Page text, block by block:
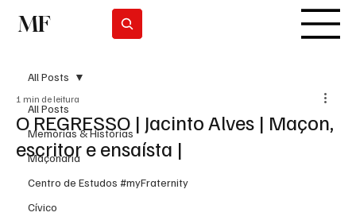
MF
All Posts
Memórias & Histórias
Maçonaria
Centro de Estudos #myFraternity
Cívico
All Posts
O REGRESSO | Jacinto Alves | Maçon,
escritor e ensaísta |
1 min de leitura